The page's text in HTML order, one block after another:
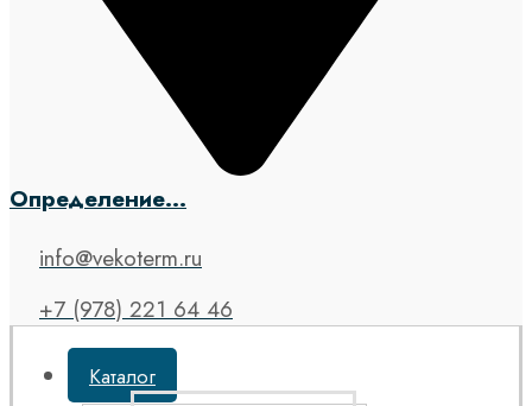
Определение...
info@vekoterm.ru
+7 (978) 221 64 46
Каталог